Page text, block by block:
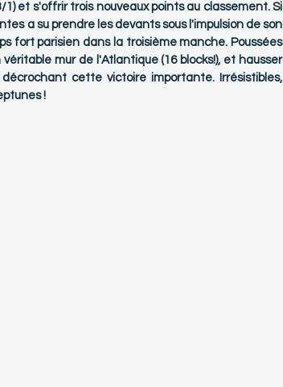
1) et s'offrir trois nouveaux points au classement. Si
a su prendre les devants sous l'impulsion de son
fort parisien dans la troisième manche. Poussées
mur de l'Atlantique (16 blocks!), et hausser
cette victoire importante. Irrésistibles,
!